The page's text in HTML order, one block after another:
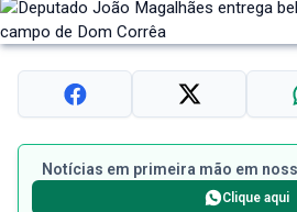
Notícias em primeira mão em
Clique aqui